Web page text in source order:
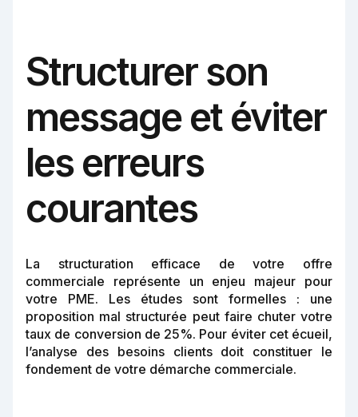
Structurer son
message et éviter
les erreurs
courantes
La structuration efficace de votre offre
commerciale représente un enjeu majeur pour
votre PME. Les études sont formelles : une
proposition mal structurée peut faire chuter votre
taux de conversion de 25%. Pour éviter cet écueil,
l’analyse des besoins clients doit constituer le
fondement de votre démarche commerciale.